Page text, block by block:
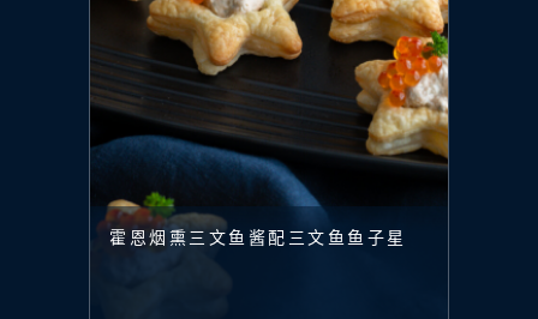
霍恩烟熏三文鱼酱配三文鱼鱼子星